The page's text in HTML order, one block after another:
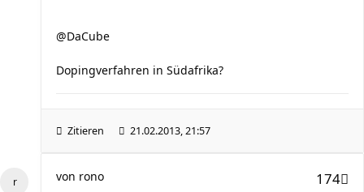
@DaCube
Dopingverfahren in Südafrika?
Zitieren 21.02.2013, 21:57
174
von rono